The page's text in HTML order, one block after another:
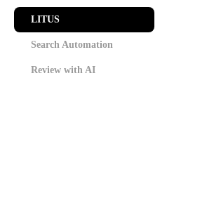
LITUS
Search Automation
Review with AI